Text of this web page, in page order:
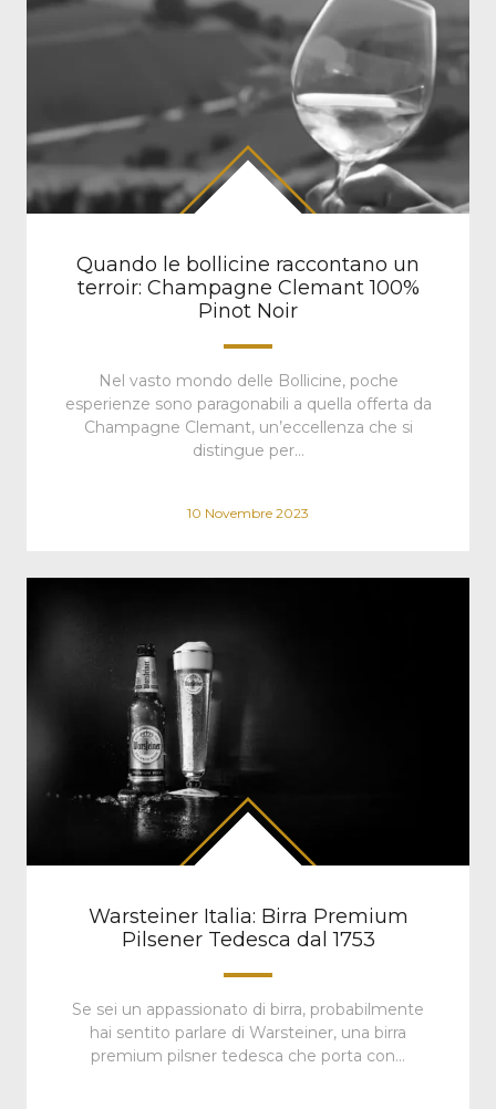
Quando le bollicine raccontano un
terroir: Champagne Clemant 100%
Pinot Noir
Nel vasto mondo delle Bollicine, poche
esperienze sono paragonabili a quella offerta da
Champagne Clemant, un’eccellenza che si
distingue per…
10 Novembre 2023
Warsteiner Italia: Birra Premium
Pilsener Tedesca dal 1753
Se sei un appassionato di birra, probabilmente
hai sentito parlare di Warsteiner, una birra
premium pilsner tedesca che porta con…